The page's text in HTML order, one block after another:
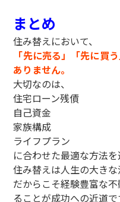
まとめ
住み替えにおいて、
「先に売る」「先に買
ありません。
大切なのは、
住宅ローン残債
自己資金
家族構成
ライフプラン
に合わせた最適な方法を
住み替えは人生の大きな
だからこそ経験豊富な
ることが成功への近道で